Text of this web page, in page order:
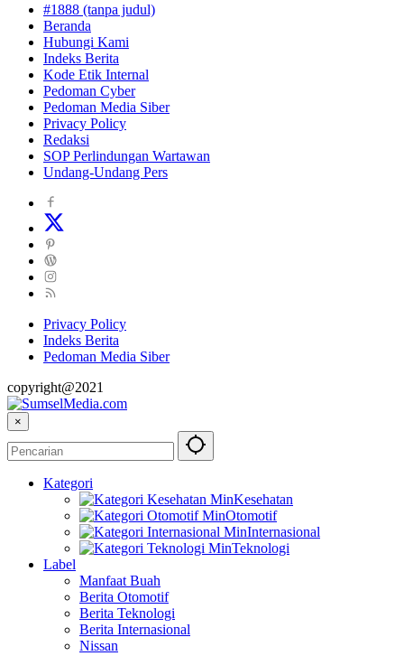
#1888 (tanpa judul)
Beranda
Hubungi Kami
Indeks Berita
Kode Etik Internal
Pedoman Cyber
Pedoman Media Siber
Privacy Policy
Redaksi
SOP Perlindungan Wartawan
Undang-Undang Pers
Privacy Policy
Indeks Berita
Pedoman Media Siber
copyright@2021
×
Kategori
Kesehatan
Otomotif
Internasional
Teknologi
Label
Manfaat Buah
Berita Otomotif
Berita Teknologi
Berita Internasional
Nissan